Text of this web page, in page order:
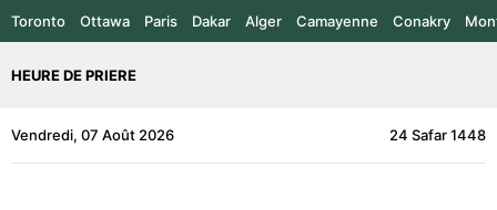
Toronto Ottawa Paris Dakar Alger Camayenne Conakry
HEURE DE PRIERE
Vendredi, 07 Août 2026 24 Safar 1448